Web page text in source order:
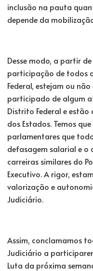
inclusão na pauta
depende da
Desse modo, a partir
participação de todos
Federal, estejam ou
participado de algum
Distrito Federal e
dos Estados. Temos
parlamentares que
defasagem salarial e o
carreiras similares do
Executivo. A rigor,
valorização e
Judiciário.
Assim, conclamamos
Judiciário a
Luta da próxima